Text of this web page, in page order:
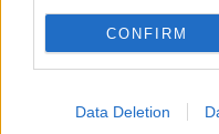
CONFIRM
Data Deletion